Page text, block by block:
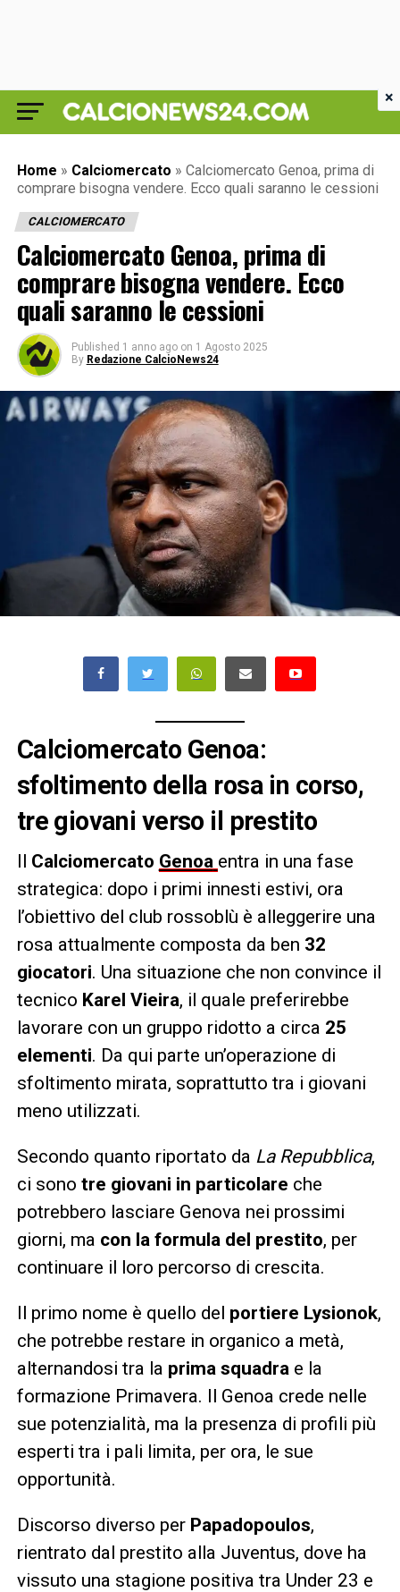
Home » Calciomercato » Calciomercato Genoa, prima di
comprare bisogna vendere. Ecco quali saranno le cessioni
CALCIOMERCATO
Calciomercato Genoa, prima di
comprare bisogna vendere. Ecco
quali saranno le cessioni
Published 1 anno ago on 1 Agosto 2025
By Redazione CalcioNews24
Calciomercato Genoa:
sfoltimento della rosa in corso,
tre giovani verso il prestito
Il Calciomercato Genoa entra in una fase
strategica: dopo i primi innesti estivi, ora
l’obiettivo del club rossoblù è alleggerire una
rosa attualmente composta da ben 32
giocatori. Una situazione che non convince il
tecnico Karel Vieira, il quale preferirebbe
lavorare con un gruppo ridotto a circa 25
elementi. Da qui parte un’operazione di
sfoltimento mirata, soprattutto tra i giovani
meno utilizzati.
Secondo quanto riportato da La Repubblica,
ci sono tre giovani in particolare che
potrebbero lasciare Genova nei prossimi
giorni, ma con la formula del prestito, per
continuare il loro percorso di crescita.
Il primo nome è quello del portiere Lysionok,
che potrebbe restare in organico a metà,
alternandosi tra la prima squadra e la
formazione Primavera. Il Genoa crede nelle
sue potenzialità, ma la presenza di profili più
esperti tra i pali limita, per ora, le sue
opportunità.
Discorso diverso per Papadopoulos,
rientrato dal prestito alla Juventus, dove ha
vissuto una stagione positiva tra Under 23 e
×